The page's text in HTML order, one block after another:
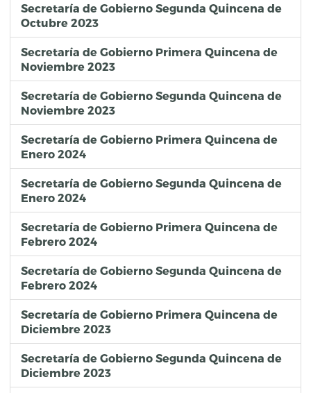
Secretaría de Gobierno Segunda Quincena de
Octubre 2023
Secretaría de Gobierno Primera Quincena de
Noviembre 2023
Secretaría de Gobierno Segunda Quincena de
Noviembre 2023
Secretaría de Gobierno Primera Quincena de
Enero 2024
Secretaría de Gobierno Segunda Quincena de
Enero 2024
Secretaría de Gobierno Primera Quincena de
Febrero 2024
Secretaría de Gobierno Segunda Quincena de
Febrero 2024
Secretaría de Gobierno Primera Quincena de
Diciembre 2023
Secretaría de Gobierno Segunda Quincena de
Diciembre 2023